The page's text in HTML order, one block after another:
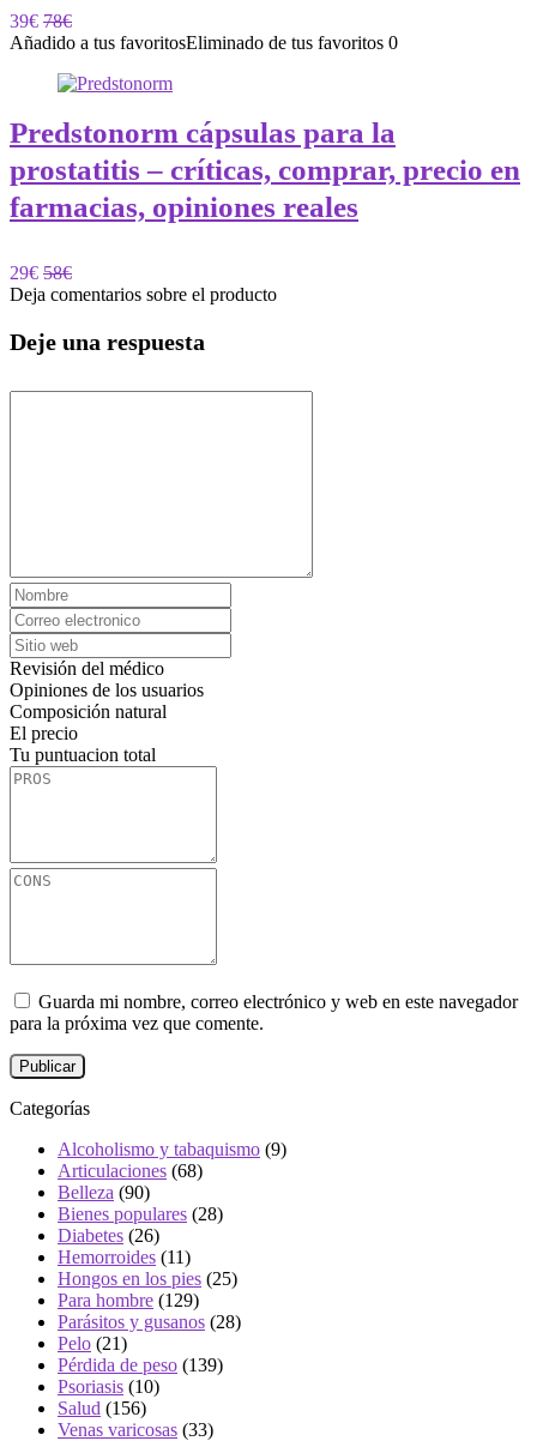
39€ 78€
Añadido a tus favoritosEliminado de tus favoritos 0
Predstonorm cápsulas para la
prostatitis – críticas, comprar, precio en
farmacias, opiniones reales
29€ 58€
Deja comentarios sobre el producto
Deje una respuesta
Revisión del médico
Opiniones de los usuarios
Composición natural
El precio
Tu puntuacion total
Guarda mi nombre, correo electrónico y web en este navegador
para la próxima vez que comente.
Categorías
Alcoholismo y tabaquismo (9)
Articulaciones (68)
Belleza (90)
Bienes populares (28)
Diabetes (26)
Hemorroides (11)
Hongos en los pies (25)
Para hombre (129)
Parásitos y gusanos (28)
Pelo (21)
Pérdida de peso (139)
Psoriasis (10)
Salud (156)
Venas varicosas (33)